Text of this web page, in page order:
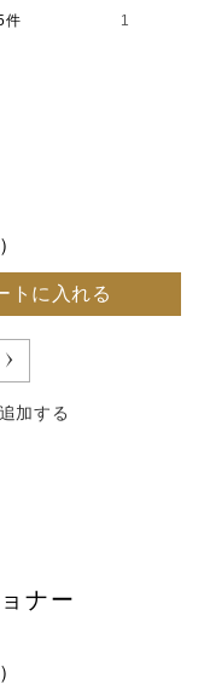
の15件 1
トに入れる
加する
ナー